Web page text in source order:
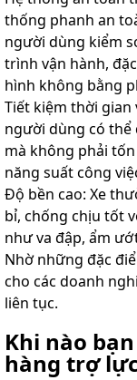
thống phanh an
người dùng kiểm
trình vận hành,
hình không bằng
Tiết kiệm thời gian
người dùng có thể
mà không phải
năng suất công
Độ bền cao: Xe
bỉ, chống chịu tốt
như va đập, ẩm
Nhờ những đặc
cho các doanh
liên tục.
Khi nào
hàng trợ